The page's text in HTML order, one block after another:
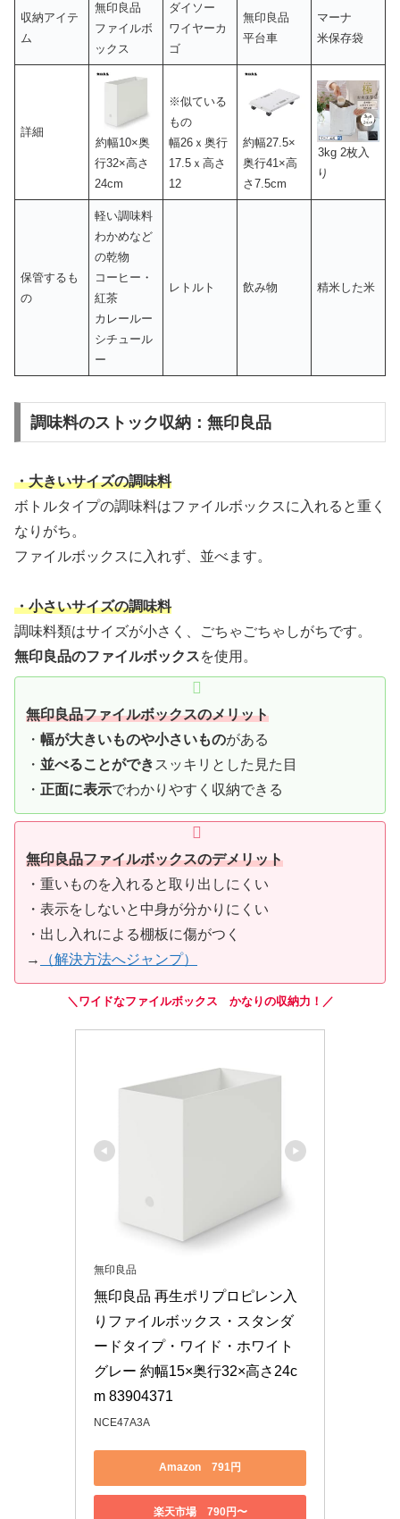
収納アイテ
ム
無印良品
ファイルボ
ックス
ダイソー
ワイヤーカ
ゴ
無印良品
平台車
マーナ
米保存袋
詳細
約幅10×奥
行32×高さ
24cm
※似ている
もの
幅26ｘ奥行
17.5ｘ高さ
12
約幅27.5×
奥行41×高
さ7.5cm
3kg 2枚入
り
保管するも
の
軽い調味料
わかめなど
の乾物
コーヒー・
紅茶
カレールー
シチュール
ー
レトルト 飲み物 精米した米
調味料のストック収納：無印良品
・大きいサイズの調味料
ボトルタイプの調味料はファイルボックスに入れると重く
なりがち。
ファイルボックスに入れず、並べます。
・小さいサイズの調味料
調味料類はサイズが小さく、ごちゃごちゃしがちです。
無印良品のファイルボックスを使用。
無印良品ファイルボックスのメリット
・ 幅が大きいものや小さいものがある
・ 並べることができ スッキリとした見た目
・ 正面に表示でわかりやすく収納できる
無印良品ファイルボックスのデメリット
・重いものを入れると取り出しにくい
・表示をしないと中身が分かりにくい
・出し入れによる棚板に傷がつく
→
（解決方法へジャンプ）
＼ワイドなファイルボックス かなりの収納力！／
無印良品
無印良品 再生ポリプロピレン入
りファイルボックス・スタンダ
ードタイプ・ワイド・ホワイト
グレー 約幅15×奥行32×高さ24c
m 83904371
NCE47A3A
Amazon 791円
楽天市場 790円〜